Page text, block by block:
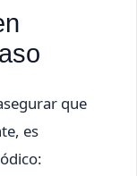
que
es